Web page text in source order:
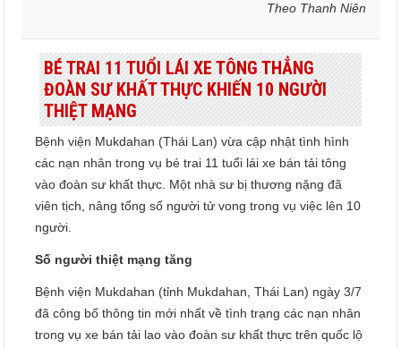
Theo Thanh Niên
BÉ TRAI 11 TUỔI LÁI XE TÔNG THẲNG
ĐOÀN SƯ KHẤT THỰC KHIẾN 10 NGƯỜI
THIỆT MẠNG
Bệnh viện Mukdahan (Thái Lan) vừa cập nhật tình hình
các nạn nhân trong vụ bé trai 11 tuổi lái xe bán tải tông
vào đoàn sư khất thực. Một nhà sư bị thương nặng đã
viên tịch, nâng tổng số người tử vong trong vụ việc lên 10
người.
Số người thiệt mạng tăng
Bệnh viện Mukdahan (tỉnh Mukdahan, Thái Lan) ngày 3/7
đã công bố thông tin mới nhất về tình trạng các nạn nhân
trong vụ xe bán tải lao vào đoàn sư khất thực trên quốc lộ